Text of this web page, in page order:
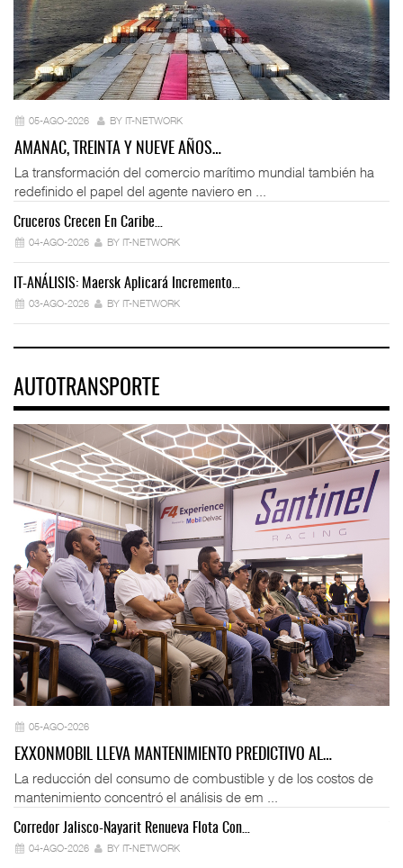
05-AGO-2026 BY IT-NETWORK
AMANAC, TREINTA Y NUEVE AÑOS…
La transformación del comercio marítimo mundial también ha
redefinido el papel del agente naviero en ...
Cruceros Crecen En Caribe…
04-AGO-2026 BY IT-NETWORK
IT-ANÁLISIS: Maersk Aplicará Incremento…
03-AGO-2026 BY IT-NETWORK
AUTOTRANSPORTE
05-AGO-2026
EXXONMOBIL LLEVA MANTENIMIENTO PREDICTIVO AL…
La reducción del consumo de combustible y de los costos de
mantenimiento concentró el análisis de em ...
Corredor Jalisco-Nayarit Renueva Flota Con…
04-AGO-2026 BY IT-NETWORK